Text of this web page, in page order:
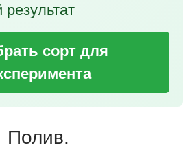
сорт для
Полив.